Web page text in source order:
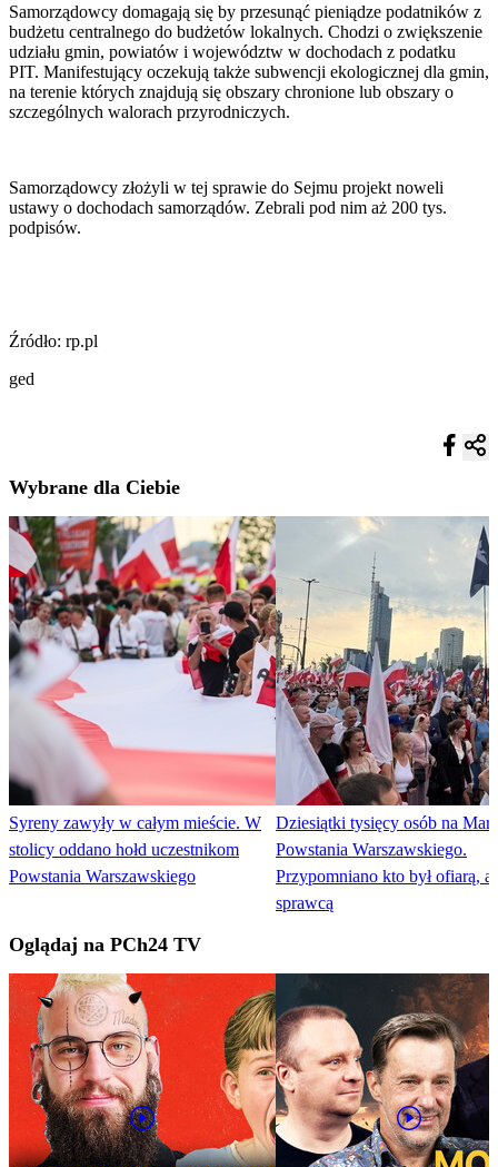
Samorządowcy domagają się by przesunąć pieniądze podatników z
budżetu centralnego do budżetów lokalnych. Chodzi o zwiększenie
udziału gmin, powiatów i województw w dochodach z podatku
PIT. Manifestujący oczekują także subwencji ekologicznej dla gmin,
na terenie których znajdują się obszary chronione lub obszary o
szczególnych walorach przyrodniczych.
Samorządowcy złożyli w tej sprawie do Sejmu projekt noweli
ustawy o dochodach samorządów. Zebrali pod nim aż 200 tys.
podpisów.
Źródło: rp.pl
ged
Wybrane dla Ciebie
Syreny zawyły w całym mieście. W
stolicy oddano hołd uczestnikom
Powstania Warszawskiego
Dziesiątki tysięcy osób na
Powstania Warszawskiego.
Przypomniano kto był ofiarą, a
sprawcą
Oglądaj na PCh24 TV